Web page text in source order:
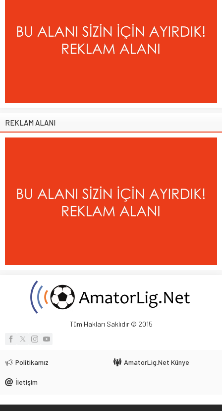
REKLAM ALANI
Tüm Hakları Saklıdır © 2015
Politikamız AmatorLig.Net Künye
İletişim